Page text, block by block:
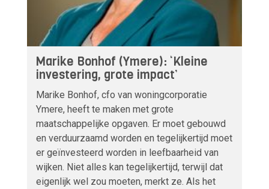
Marike Bonhof (Ymere): ‘Kleine
investering, grote impact’
Marike Bonhof, cfo van woningcorporatie
Ymere, heeft te maken met grote
maatschappelijke opgaven. Er moet gebouwd
en verduurzaamd worden en tegelijkertijd moet
er geïnvesteerd worden in leefbaarheid van
wijken. Niet alles kan tegelijkertijd, terwijl dat
eigenlijk wel zou moeten, merkt ze. Als het